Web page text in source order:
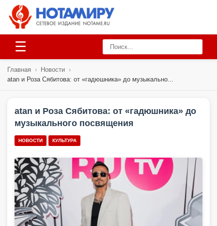
☰
Главная › Новости ›
atan и Роза Сябитова: от «гадюшника» до музыкально...
atan и Роза Сябитова: от «гадюшника» до
музыкального посвящения
НОВОСТИ КУЛЬТУРА